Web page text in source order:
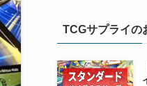
TCGサプライの